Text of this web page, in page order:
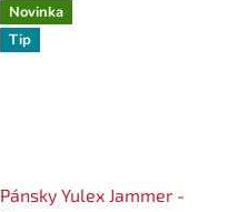
Novinka
Tip
Pánsky Yulex Jammer -